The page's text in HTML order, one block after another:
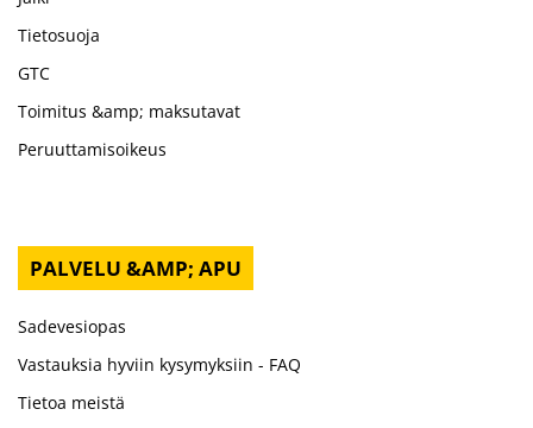
Tietosuoja
GTC
Toimitus &amp; maksutavat
Peruuttamisoikeus
PALVELU &AMP; APU
Sadevesiopas
Vastauksia hyviin kysymyksiin - FAQ
Tietoa meistä